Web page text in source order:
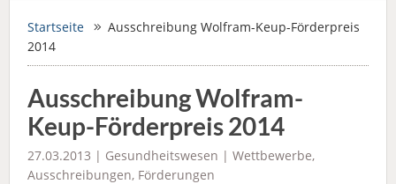
Startseite
Ausschreibung Wolfram-Keup-Förderpreis
2014
Ausschreibung Wolfram-
Keup-Förderpreis 2014
27.03.2013 | Gesundheitswesen | Wettbewerbe,
Ausschreibungen, Förderungen